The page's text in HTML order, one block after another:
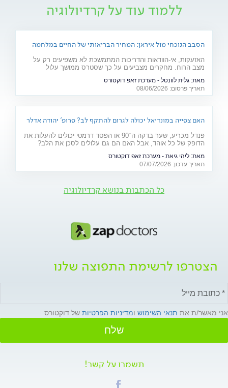
ללמוד עוד על קרדיולוגיה
הסבב הנוכחי מול איראן: המחיר הבריאותי של החיים במלחמה
האזעקות, אי-הוודאות והדריכות המתמשכת לא משפיעים רק על
מצב הרוח. מחקרים מצביעים על כך שסטרס ממושך עלול
מהלב ועד העור, אילו תופעות בריאותיות עלולות להתגבר בתקופות
של מתיחות ביטחונית ומה ניתן לעשות כדי לשמור על הבריאות
שלנו?
מאת: גלית לוונטל - מערכת זאפ דוקטורס
תאריך פרסום: 08/06/2026
האם צפייה במונדיאל יכולה לגרום להתקף לב? פרופ' יהודה אדלר
פנדל מכריע, שער בדקה ה־90 או הפסד דרמטי יכולים להעלות את
הדופק של כל אוהד, אבל האם הם גם עלולים לסכן את הלב?
מה באמת קורה בגוף בזמן התרגשות קיצונית, מי נמצא בקבוצת
הסיכון ואיך אפשר ליהנות מהמשחקים בלי לסכן את הבריאות.
מאת: ליהי גיאת - מערכת זאפ דוקטורס
תאריך עדכון: 07/07/2026
כל הכתבות בנושא קרדיולוגיה
הצטרפו לרשימת התפוצה שלנו
אני מאשר/ת את תנאי השימוש ומדיניות הפרטיות של דוקטורס
שלח
תשמרו על קשר!